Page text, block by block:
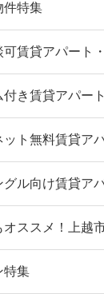
件特集
可賃貸アパート
付き賃貸アパート
ット無料賃貸ア
グル向け賃貸ア
ススメ！上越
特集